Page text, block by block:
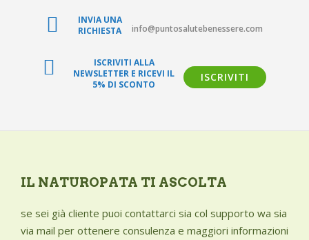
BLOG SALUTE
AREA RISERVATA
INVIA UNA
RICHIESTA
info@puntosalutebenessere.com
ISCRIVITI ALLA
NEWSLETTER E RICEVI IL
5% DI SCONTO
ISCRIVITI
IL NATUROPATA TI ASCOLTA
se sei già cliente puoi contattarci sia col supporto wa sia
via mail per ottenere consulenza e maggiori informazioni